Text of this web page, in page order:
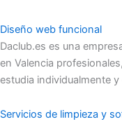
Diseño web funcional
Daclub.es es una
en Valencia
estudia individualmente
Servicios de limpieza y